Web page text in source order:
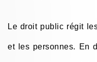
Le droit public régit
et les personnes. En